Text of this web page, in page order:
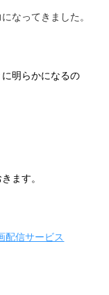
なってきました。
明らかになるの
ます。
配信サービス